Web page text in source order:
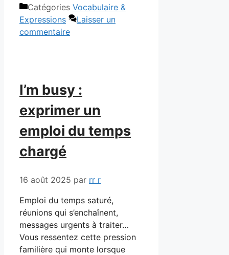
Catégories Vocabulaire &
Expressions
Laisser un
commentaire
I’m busy :
exprimer un
emploi du temps
chargé
16 août 2025 par rr r
Emploi du temps saturé,
réunions qui s’enchaînent,
messages urgents à traiter…
Vous ressentez cette pression
familière qui monte lorsque